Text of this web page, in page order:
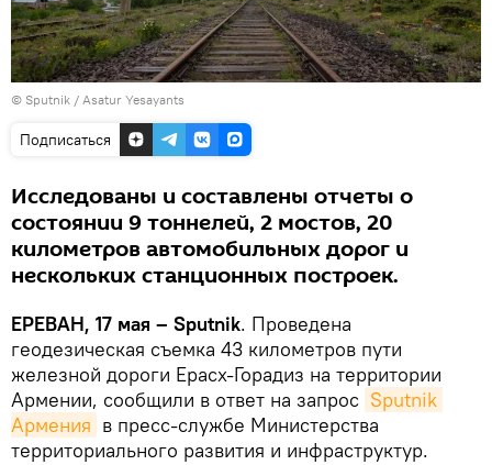
© Sputnik / Asatur Yesayants
Подписаться
Исследованы и составлены отчеты о
состоянии 9 тоннелей, 2 мостов, 20
километров автомобильных дорог и
нескольких станционных построек.
ЕРЕВАН, 17 мая – Sputnik. Проведена
геодезическая съемка 43 километров пути
железной дороги Ерасх-Горадиз на территории
Армении, сообщили в ответ на запрос Sputnik
Армения в пресс-службе Министерства
территориального развития и инфраструктур.